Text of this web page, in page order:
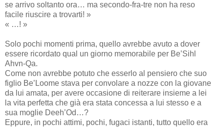
se arrivo soltanto ora… ma secondo-fra-tre non ha reso
facile riuscire a trovarti! »
« …! »
Solo pochi momenti prima, quello avrebbe avuto a dover
essere ricordato qual un giorno memorabile per Be’Sihl
Ahvn-Qa.
Come non avrebbe potuto che esserlo al pensiero che suo
figlio Be’Loome stava per convolare a nozze con la giovane
da lui amata, per avere occasione di reiterare insieme a lei
la vita perfetta che già era stata concessa a lui stesso e a
sua moglie Deeh’Od…?
Eppure, in pochi attimi, pochi, fugaci istanti, tutto quello era